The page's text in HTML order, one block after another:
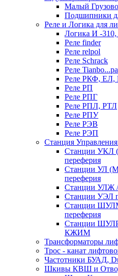
Малый
Подшипники
Реле и Логика для
Логика И -310,
Реле findеr
Реле relpol
Реле Schrack
Реле
Реле РКФ,
Реле РП
Реле РПГ
Реле РПЛ, РТЛ
Реле РПУ
Реле РЭВ
Реле РЭП
Станция
Станции УКЛ
переферия
Станции УЛ
переферия
Станции УЛЖ
Станции УЭЛ
Станции
переферия
Станции
КЖИМ
Трансформаторы
Трос - канат
Частотники БУАД,
Шкивы КВШ и